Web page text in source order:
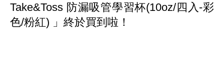
Take&Toss 防漏吸管學習杯(10oz/四入-彩
色/粉紅) 」終於買到啦！